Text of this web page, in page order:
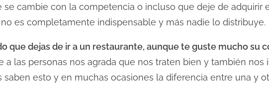
se cambie con la competencia o incluso que deje de adquirir
es completamente indispensable y más nadie lo distribuye.
que dejas de ir a un restaurante, aunque te guste mucho su
a las personas nos agrada que nos traten bien y también nos
saben esto y en muchas ocasiones la diferencia entre una y